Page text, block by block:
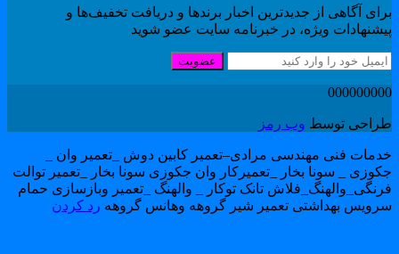
آگاهی از جدیدترین اخبار برندها و دریافت تخفیف‌ها و
ویژه، در خبرنامه سایت عضو شوید
عضویت
توسطوب رمز
فنی مهندسی مرادی–تعمیر کابین دوش _تعمیر وان _
_ سونا بخار _تعمیرکار وان جکوزی سونا بخار _تعمیر توالت
تانک توکار _ والهنگ _تعمیر وبازسازی حمام
بهداشتی تعمیر شیر گروهه وهانس گروههرد کردن